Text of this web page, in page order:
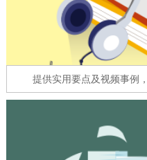
参与调查
提供实用要点及视频事例，